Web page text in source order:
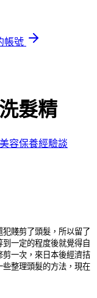
帳號
髮精
容保養經驗談
賤剪了頭髮，所以留了
一定的程度後就覺得自
剪一次，來日本後經濟拮
整理頭髮的方法，現在